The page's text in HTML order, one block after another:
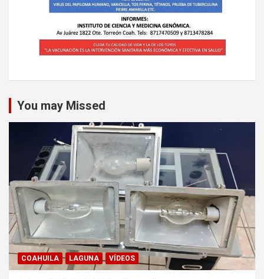
You may Missed
COAHUILA LAGUNA VÍDEOS